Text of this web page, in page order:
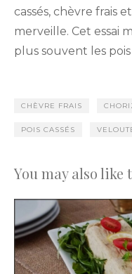
cassés, chèvre frais
merveille. Cet essai
plus souvent les pois
CHÈVRE FRAIS
POIS CASSÉS
You may also like